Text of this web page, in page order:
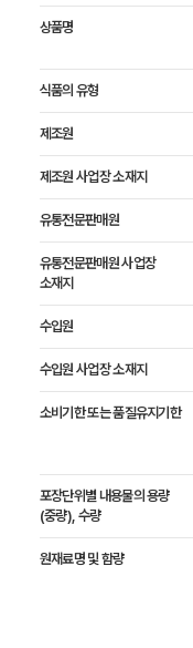
상품명
식품의 유형
제조원
제조원 사업장 소재지
유통전문판매원
유통전문판매원 사업장
소재지
수입원
수입원 사업장 소재지
소비기한 또는 품질유지기한
포장단위별 내용물의 용량
(중량), 수량
원재료명 및 함량